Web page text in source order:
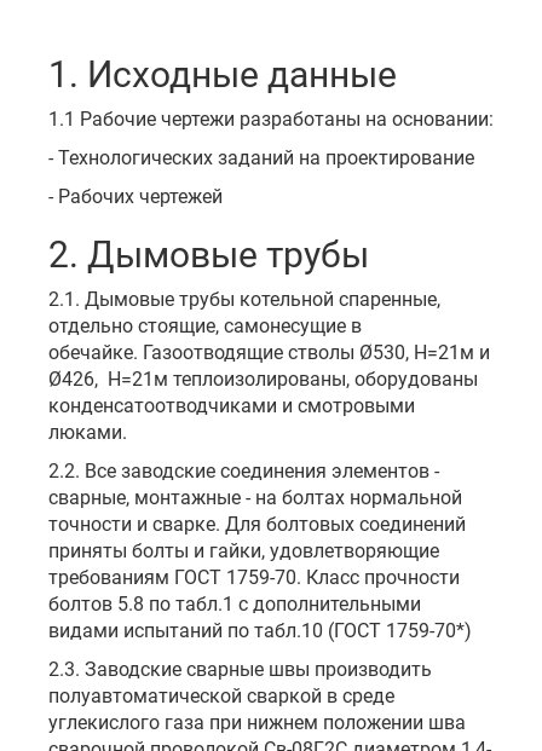
1. Исходные данные
1.1 Рабочие чертежи разработаны на основании:
- Технологических заданий на проектирование
- Рабочих чертежей
2. Дымовые трубы
2.1. Дымовые трубы котельной спаренные,
отдельно стоящие, самонесущие в
обечайке. Газоотводящие стволы Ø530, Н=21м и
Ø426, Н=21м теплоизолированы, оборудованы
конденсатоотводчиками и смотровыми
люками.
2.2. Все заводские соединения элементов -
сварные, монтажные - на болтах нормальной
точности и сварке. Для болтовых соединений
приняты болты и гайки, удовлетворяющие
требованиям ГОСТ 1759-70. Класс прочности
болтов 5.8 по табл.1 с дополнительными
видами испытаний по табл.10 (ГОСТ 1759-70*)
2.3. Заводские сварные швы производить
полуавтоматической сваркой в среде
углекислого газа при нижнем положении шва